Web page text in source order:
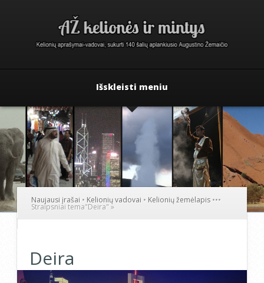
Išskleisti meniu
Naujausi įrašai • Kelionių vadovai • Kelionių žemėlapis •••
Straipsniai tema"Deira" »
Deira